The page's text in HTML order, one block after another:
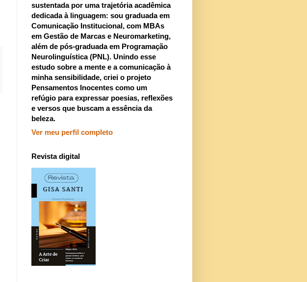
sustentada por uma trajetória acadêmica
dedicada à linguagem: sou graduada em
Comunicação Institucional, com MBAs
em Gestão de Marcas e Neuromarketing,
além de pós-graduada em Programação
Neurolinguística (PNL). Unindo esse
estudo sobre a mente e a comunicação à
minha sensibilidade, criei o projeto
Pensamentos Inocentes como um
refúgio para expressar poesias, reflexões
e versos que buscam a essência da
beleza.
Ver meu perfil completo
Revista digital